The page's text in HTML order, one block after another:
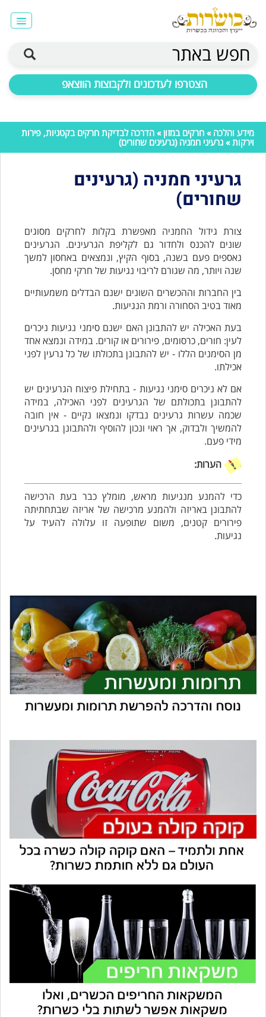
חפש באתר
הצטרפו לעדכונים ולקבוצות הווצאפ
מידע והלכה » חרקים במזון» הדרכה לבדיקת חרקים בקטניות, פירות
וירקות» גרעיני חמניה (גרעינים שחורים)
גרעיני חמניה (גרעינים
שחורים)
צורת גידול החמניה מאפשרת בקלות לחרקים מסוגים
שונים להכנס ולחדור גם לקליפת הגרעינים. הגרעינים
נאספים פעם בשנה, בסוף הקיץ, ונמצאים באחסון למשך
שנה ויותר, מה שגורם לריבוי נגיעות של חרקי מחסן.
בין החברות וההכשרים השונים ישנם הבדלים משמעותיים
מאוד בטיב הסחורה ורמת הנגיעות.
בעת האכילה יש להתבונן האם ישנם סימני נגיעות ניכרים
לעין: חורים, כרסומים, פירורים או קורים. במידה ונמצא אחד
מן הסימנים הללו - יש להתבונן בתכולתו של כל גרעין לפני
אכילתו.
אם לא ניכרים סימני נגיעות - בתחילת פיצוח הגרעינים יש
להתבונן בתכולתם של הגרעינים לפני האכילה, במידה
שכמה עשרות גרעינים נבדקו ונמצאו נקיים - אין חובה
להמשיך ולבדוק, אך ראוי ונכון להוסיף ולהתבונן בגרעינים
מידי פעם.
הערות:
כדי להמנע מנגיעות מראש, מומלץ כבר בעת הרכישה
להתבונן באריזה ולהמנע מרכישה של אריזה שבתחתיתה
פירורים קטנים, משום שתופעה זו עלולה להעיד על
נגיעות.